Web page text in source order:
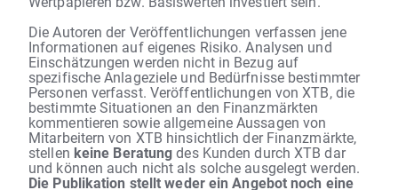
Die Autoren der Veröffentlichungen verfassen jene
Informationen auf eigenes Risiko. Analysen und
Einschätzungen werden nicht in Bezug auf
spezifische Anlageziele und Bedürfnisse bestimmter
Personen verfasst. Veröffentlichungen von XTB, die
bestimmte Situationen an den Finanzmärkten
kommentieren sowie allgemeine Aussagen von
Mitarbeitern von XTB hinsichtlich der Finanzmärkte,
stellen keine Beratungdes Kunden durch XTB dar
und können auch nicht als solche ausgelegt werden.
Die Publikation stellt weder ein Angebot noch eine